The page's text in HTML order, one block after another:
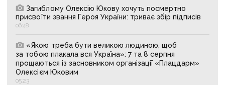
Загиблому Олексію Юкову хочуть посмертно
присвоїти звання Героя України: триває збір підписів
06:48
«Якою треба бути великою людиною, щоб
за тобою плакала вся Україна»: 7 та 8 серпня
прощаються із засновником організації «Плацдарм»
Олексієм Юковим
05:23